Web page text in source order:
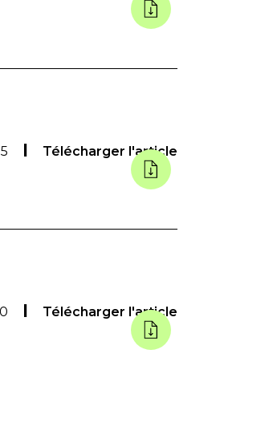
Télécharger l'article
Télécharger l'article